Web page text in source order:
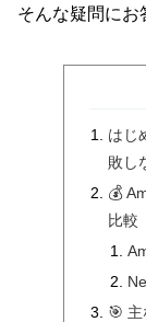
そんな疑問にお
はじ
敗し
💰
比較
🎯